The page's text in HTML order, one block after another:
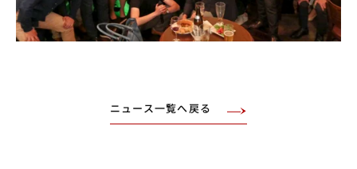
ニュース一覧へ戻る